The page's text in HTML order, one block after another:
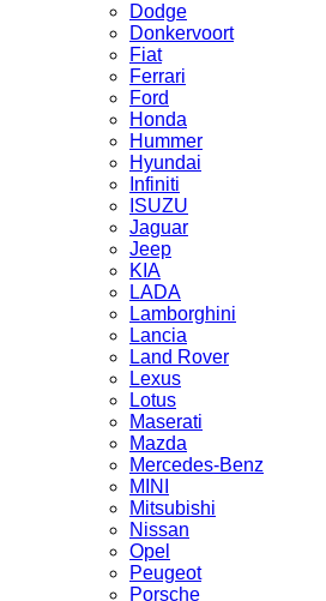
Dodge
Donkervoort
Fiat
Ferrari
Ford
Honda
Hummer
Hyundai
Infiniti
ISUZU
Jaguar
Jeep
KIA
LADA
Lamborghini
Lancia
Land Rover
Lexus
Lotus
Maserati
Mazda
Mercedes-Benz
MINI
Mitsubishi
Nissan
Opel
Peugeot
Porsche